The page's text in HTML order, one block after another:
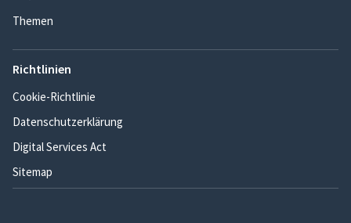
Themen
Richtlinien
Cookie-Richtlinie
Datenschutzerklärung
Digital Services Act
Sitemap